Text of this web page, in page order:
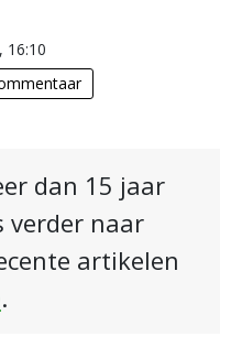
16:10
dan 15 jaar
verder naar
artikelen
.